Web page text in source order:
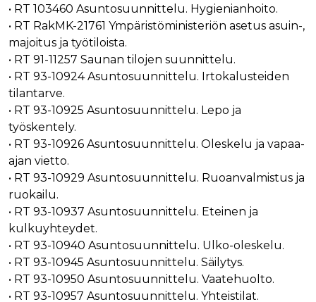
• RT 103460 Asuntosuunnittelu. Hygienianhoito.
• RT RakMK-21761 Ympäristöministeriön asetus asuin-,
majoitus ja työtiloista.
• RT 91-11257 Saunan tilojen suunnittelu.
• RT 93-10924 Asuntosuunnittelu. Irtokalusteiden
tilantarve.
• RT 93-10925 Asuntosuunnittelu. Lepo ja
työskentely.
• RT 93-10926 Asuntosuunnittelu. Oleskelu ja vapaa-
ajan vietto.
• RT 93-10929 Asuntosuunnittelu. Ruoanvalmistus ja
ruokailu.
• RT 93-10937 Asuntosuunnittelu. Eteinen ja
kulkuyhteydet.
• RT 93-10940 Asuntosuunnittelu. Ulko-oleskelu.
• RT 93-10945 Asuntosuunnittelu. Säilytys.
• RT 93-10950 Asuntosuunnittelu. Vaatehuolto.
• RT 93-10957 Asuntosuunnittelu. Yhteistilat.
_gcl_au
Google LLC
3 kuukautta
Tämän
on
mainitussa
_fbp
Meta Platform Inc.
.rakennustietokauppa.fi
3 kuukautta
Facebook
kolmansien